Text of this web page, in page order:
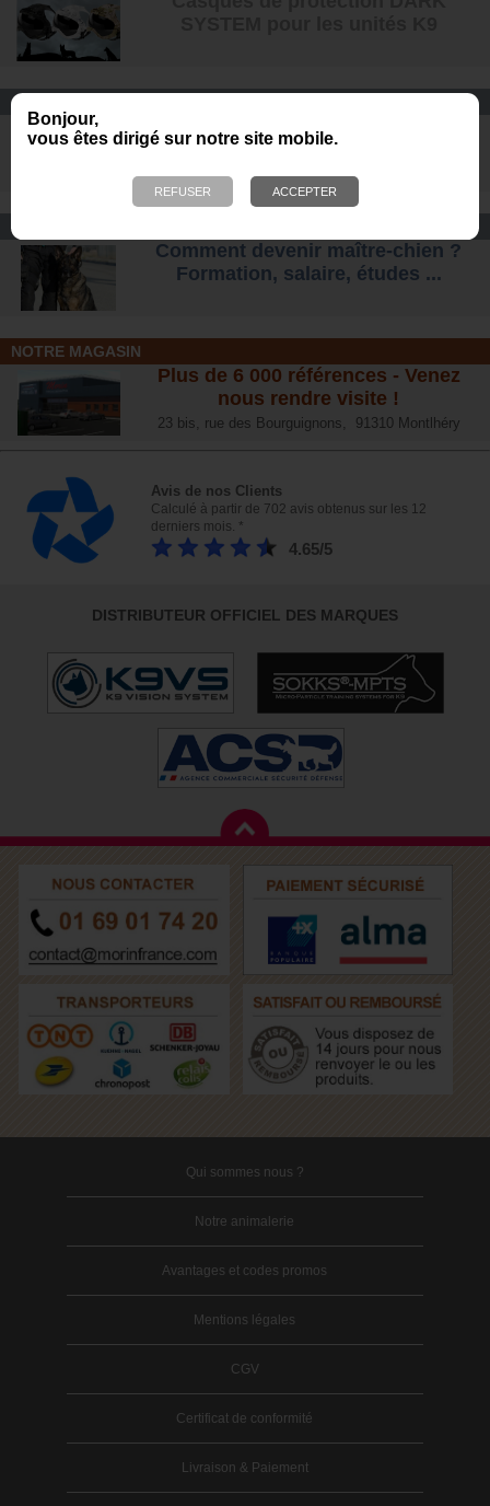
Bonjour,
vous êtes dirigé sur notre site mobile.
CONFORT ET SÉCURITÉ
Chaussures Ranger et
d'intervention pour tous les terrains
CONSEIL
Comment devenir maître-chien ?
Formation, salaire, études ...
NOTRE MAGASIN
Plus de 6 000 références - Venez
nous rendre visite !
23 bis, rue des Bourguignons, 91310 Montlhéry
Avis de nos Clients
Calculé à partir de 702 avis obtenus sur les 12
derniers mois. *
4.65/5
DISTRIBUTEUR OFFICIEL DES MARQUES
Qui sommes nous ?
Notre animalerie
Avantages et codes promos
Mentions légales
CGV
Certificat de conformité
Livraison & Paiement